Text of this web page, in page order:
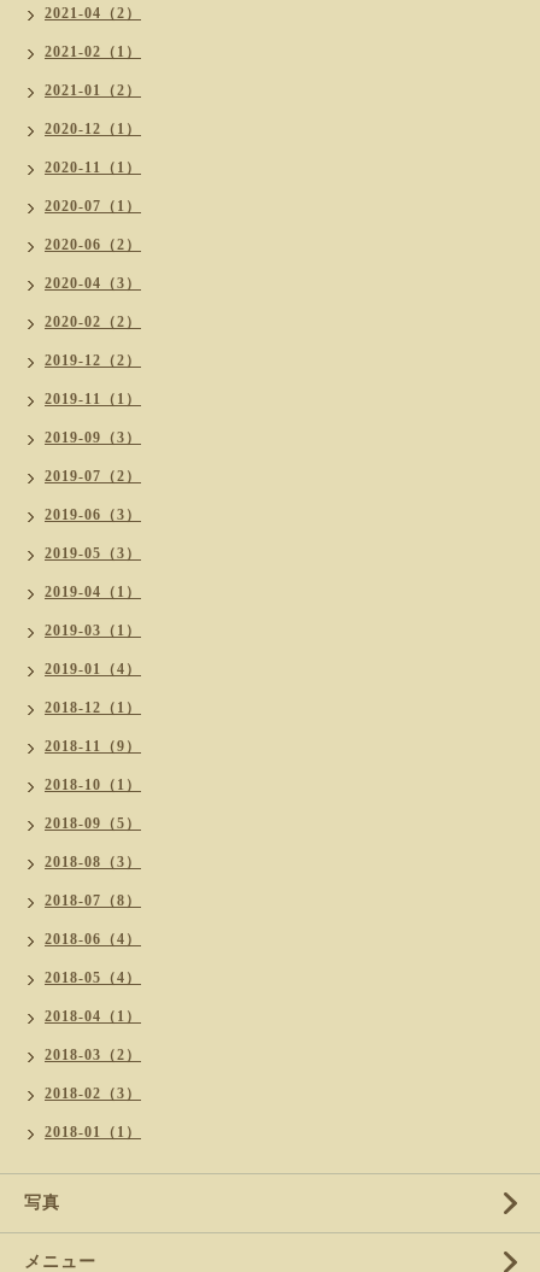
2021-04（2）
2021-02（1）
2021-01（2）
2020-12（1）
2020-11（1）
2020-07（1）
2020-06（2）
2020-04（3）
2020-02（2）
2019-12（2）
2019-11（1）
2019-09（3）
2019-07（2）
2019-06（3）
2019-05（3）
2019-04（1）
2019-03（1）
2019-01（4）
2018-12（1）
2018-11（9）
2018-10（1）
2018-09（5）
2018-08（3）
2018-07（8）
2018-06（4）
2018-05（4）
2018-04（1）
2018-03（2）
2018-02（3）
2018-01（1）
写真
メニュー